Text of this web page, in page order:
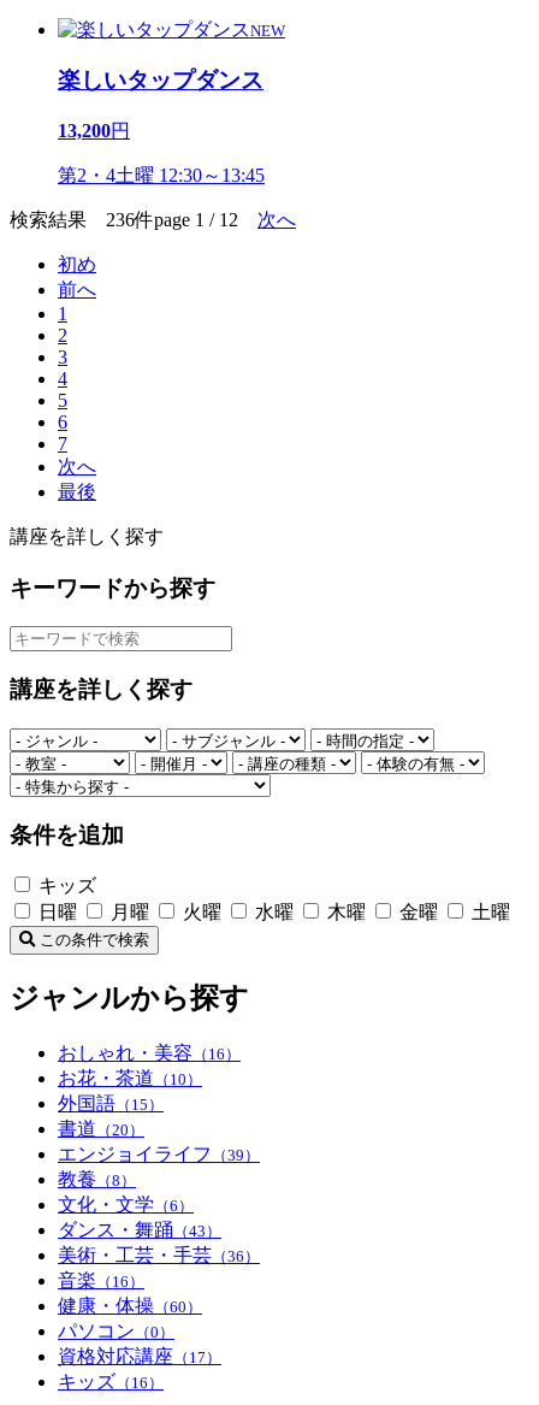
NEW
楽しいタップダンス
13,200円
第2・4土曜 12:30～13:45
検索結果 236件page 1 / 12 次へ
初め
前へ
1
2
3
4
5
6
7
次へ
最後
講座を詳しく探す
キーワードから探す
講座を詳しく探す
条件を追加
キッズ
日曜
月曜 火曜 水曜 木曜 金曜 土曜
この条件で検索
ジャンルから探す
おしゃれ・美容 （16）
お花・茶道 （10）
外国語 （15）
書道 （20）
エンジョイライフ （39）
教養 （8）
文化・文学 （6）
ダンス・舞踊 （43）
美術・工芸・手芸 （36）
音楽 （16）
健康・体操 （60）
パソコン （0）
資格対応講座 （17）
キッズ （16）